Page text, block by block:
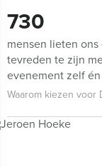
730
mensen lieten
tevreden te zijn
evenement zelf
Waarom kiezen voor